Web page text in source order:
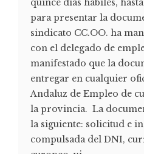
quince días hábiles,
para presentar la
sindicato CC.OO. ha
con el delegado de
manifestado que la
entregar en cualquier
Andaluz de Empleo de
la provincia. La
la siguiente: solicitud e
compulsada del DNI,